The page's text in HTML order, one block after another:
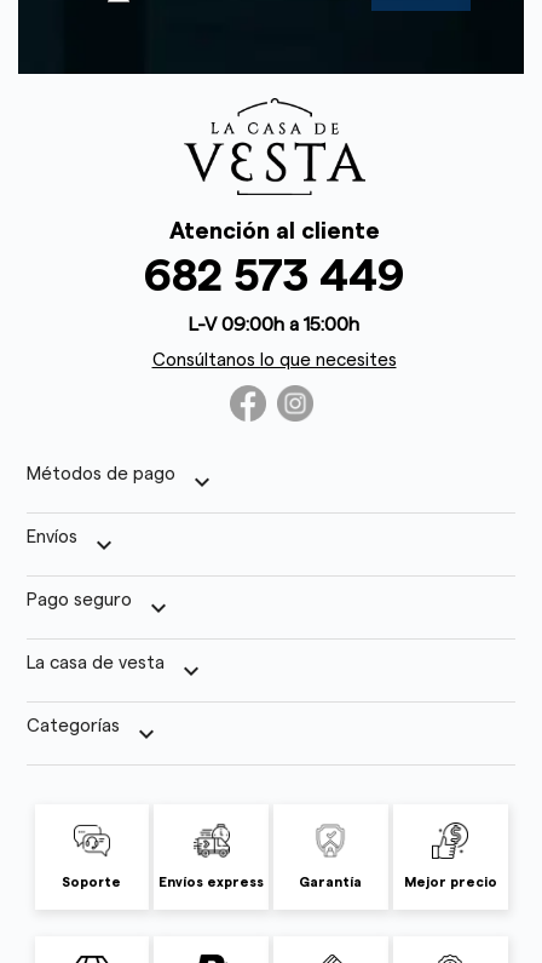
Atención al cliente
682 573 449
L-V 09:00h a 15:00h
Consúltanos lo que necesites
Métodos de pago keyboard_arrow_down
Envíos keyboard_arrow_down
Pago seguro keyboard_arrow_down
La casa de vesta keyboard_arrow_down
Categorías keyboard_arrow_down
Soporte Envíos express Garantía Mejor precio